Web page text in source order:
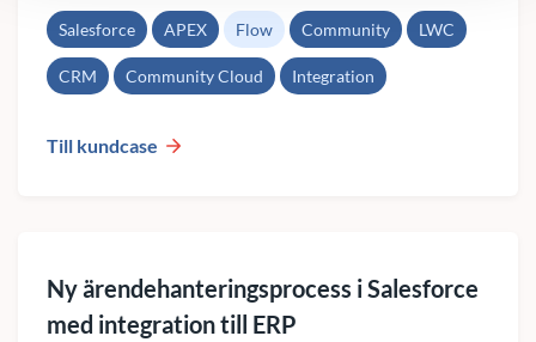
Salesforce APEX Flow Community LWC
CRM Community Cloud Integration
Till kundcase
Ny ärendehanteringsprocess i Salesforce
med integration till ERP